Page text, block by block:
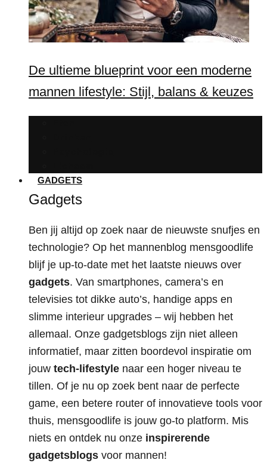
De ultieme blueprint voor een moderne
mannen lifestyle: Stijl, balans & keuzes
GADGETS
Gadgets
Ben jij altijd op zoek naar de nieuwste snufjes en
technologie? Op het mannenblog mensgoodlife
blijf je up-to-date met het laatste nieuws over
gadgets. Van smartphones, camera’s en
televisies tot dikke auto’s, handige apps en
slimme interieur upgrades – wij hebben het
allemaal. Onze gadgetsblogs zijn niet alleen
informatief, maar zitten boordevol inspiratie om
jouw tech-lifestyle naar een hoger niveau te
tillen. Of je nu op zoek bent naar de perfecte
game, een betere router of innovatieve tools voor
thuis, mensgoodlife is jouw go-to platform. Mis
niets en ontdek nu onze inspirerende
gadgetsblogs voor mannen!